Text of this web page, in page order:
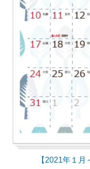
【2021年１